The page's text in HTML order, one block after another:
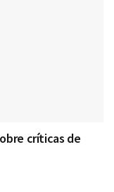
críticas de